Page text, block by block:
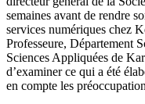
semaines avant de rendre
services numériques chez
Professeure, Département
Sciences Appliquées de
d’examiner ce qui a été
en compte les